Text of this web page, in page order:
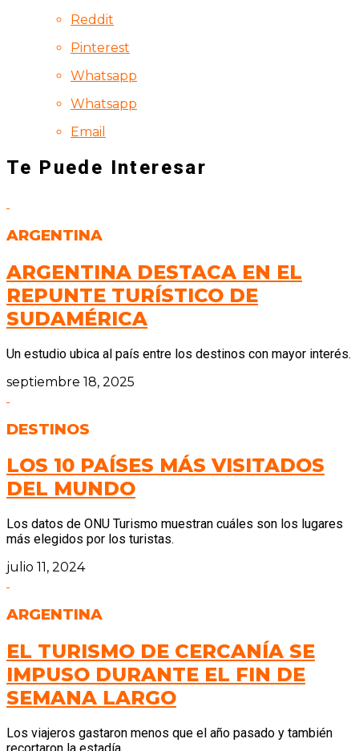
Reddit
Pinterest
Whatsapp
Whatsapp
Email
Te Puede Interesar
ARGENTINA
ARGENTINA DESTACA EN EL
REPUNTE TURÍSTICO DE
SUDAMÉRICA
Un estudio ubica al país entre los destinos con mayor interés.
septiembre 18, 2025
DESTINOS
LOS 10 PAÍSES MÁS VISITADOS
DEL MUNDO
Los datos de ONU Turismo muestran cuáles son los lugares
más elegidos por los turistas.
julio 11, 2024
ARGENTINA
EL TURISMO DE CERCANÍA SE
IMPUSO DURANTE EL FIN DE
SEMANA LARGO
Los viajeros gastaron menos que el año pasado y también